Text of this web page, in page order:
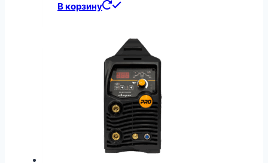
В корзину